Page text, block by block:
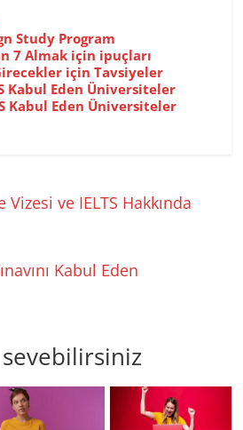
Study Program
7 Almak için ipuçları
için Tavsiyeler
Kabul Eden Üniversiteler
Kabul Eden Üniversiteler
ve IELTS Hakkında
Kabul Eden